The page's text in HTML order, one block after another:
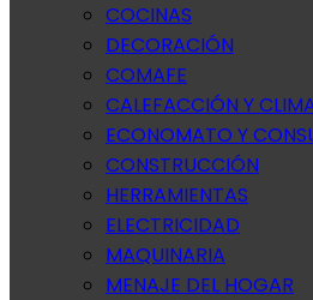
COCINAS
DECORACIÓN
COMAFE
CALEFACCIÓN Y
ECONOMATO Y
CONSTRUCCIÓN
HERRAMIENTAS
ELECTRICIDAD
MAQUINARIA
MENAJE DEL HOGAR